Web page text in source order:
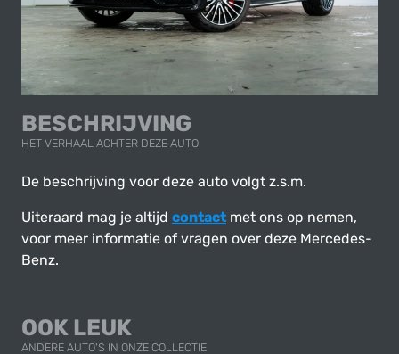
BESCHRIJVING
HET VERHAAL ACHTER DEZE AUTO
De beschrijving voor deze auto volgt z.s.m.
Uiteraard mag je altijd contact met ons op nemen,
voor meer informatie of vragen over deze Mercedes-
Benz.
OOK LEUK
ANDERE AUTO'S IN ONZE COLLECTIE